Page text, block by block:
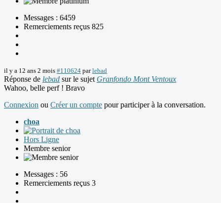
Messages : 6459
Remerciements reçus 825
il y a 12 ans 2 mois #110624 parlebad
Réponse de lebad sur le sujet Granfondo Mont Ventoux
Wahoo, belle perf ! Bravo
Connexion ou Créer un compte pour participer à la conversation.
choa
Hors Ligne
Membre senior
Messages : 56
Remerciements reçus 3